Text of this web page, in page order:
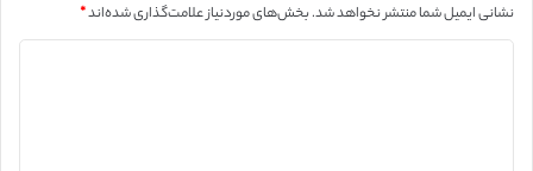
نشانی ایمیل شما منتشر نخواهد شد.بخش‌های موردنیاز علامت‌گذاری شده‌اند*